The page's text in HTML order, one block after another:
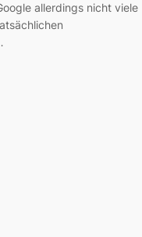
allerdings nicht viele